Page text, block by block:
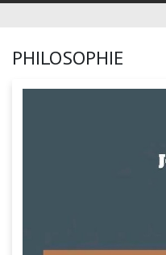
PHILOSOPHIE